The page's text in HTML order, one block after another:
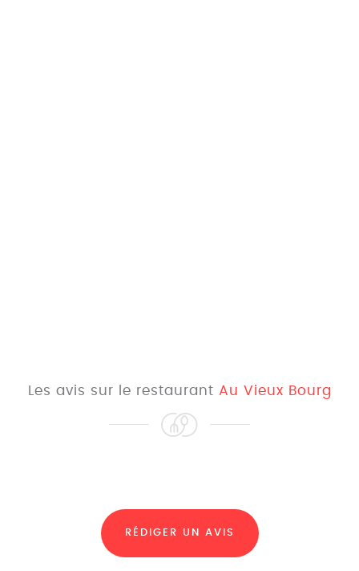
Les avis sur le restaurant Au Vieux Bourg
RÉDIGER UN AVIS